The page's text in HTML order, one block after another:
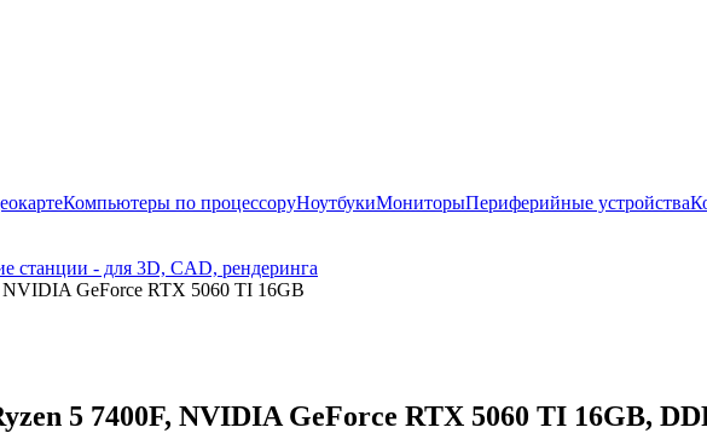
Компьютеры по процессоруНоутбукиМониторыПериферийные устройства
станции - для 3D, CAD, рендеринга
GeForce RTX 5060 TI 16GB
5 7400F, NVIDIA GeForce RTX 5060 TI 16GB,